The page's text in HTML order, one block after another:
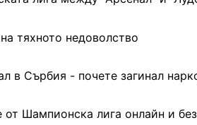
тяхното недоволство
в Сърбия - почете загинал
от Шампионска лига онлайн и